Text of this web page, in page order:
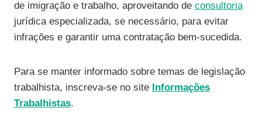
de imigração e trabalho, aproveitando de consultoria
jurídica especializada, se necessário, para evitar
infrações e garantir uma contratação bem-sucedida.
Para se manter informado sobre temas de legislação
trabalhista, inscreva-se no site Informações
Trabalhistas.